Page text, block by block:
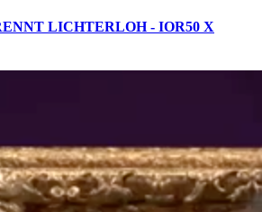
LICHTERLOH - IOR50 X